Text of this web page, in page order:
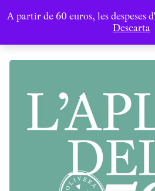
A partir de 60 euros, les despeses
Descarta